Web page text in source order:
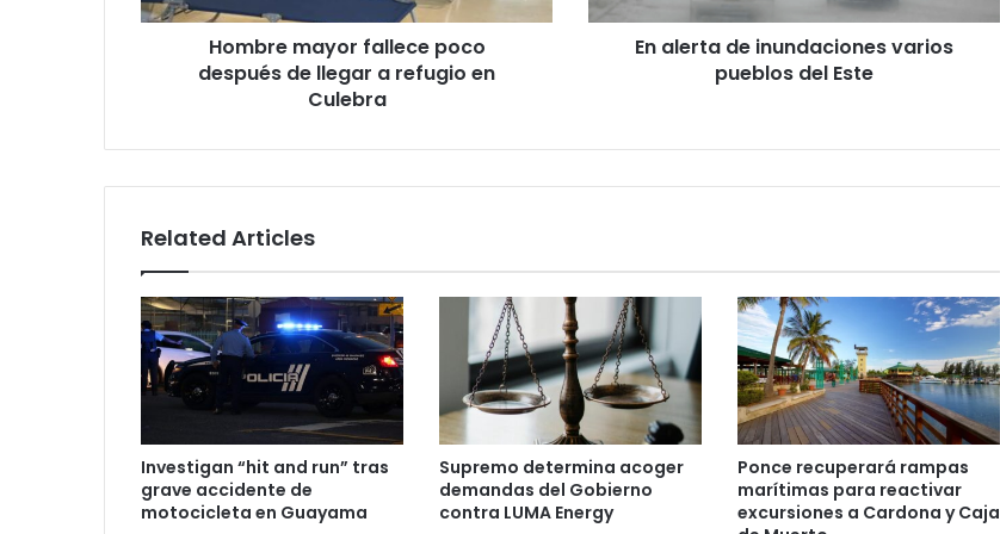
refugio
Hombre mayor fallece poco
después de llegar a refugio en
Culebra
En alerta de inundaciones varios
pueblos del Este
Related Articles
Investigan “hit and run” tras
grave accidente de
motocicleta en Guayama
Supremo determina acoger
demandas del Gobierno
contra LUMA Energy
Ponce recuperará rampas
marítimas para reactivar
excursiones a Cardona y Caja